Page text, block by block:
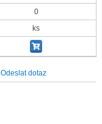
0
ks
Odeslat dotaz